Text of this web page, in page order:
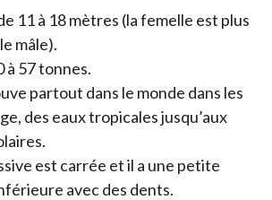
11 à 18 mètres (la femelle est plus
mâle).
à 57 tonnes.
partout dans le monde dans les
des eaux tropicales jusqu’aux
est carrée et il a une petite
avec des dents.